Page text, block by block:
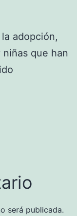
adopción,
que han
será publicada.